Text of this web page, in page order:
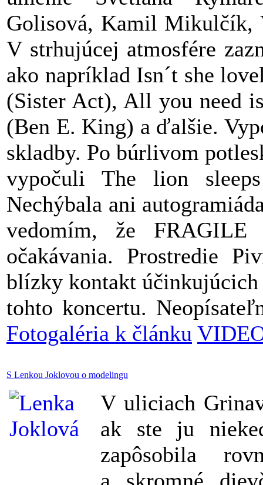
Golisová, Kamil Mikulčík,
V strhujúcej atmosfére
ako napríklad Isn´t she
(Sister Act), All you need
(Ben E. King) a ďalšie.
skladby. Po búrlivom
vypočuli The lion
Nechýbala ani
vedomím, že
očakávania. Prostredie
blízky kontakt
tohto koncertu.
Fotogaléria k článku
S Lenkou Joklovou o modelingu
V uliciach
ak ste ju
zapôsobila